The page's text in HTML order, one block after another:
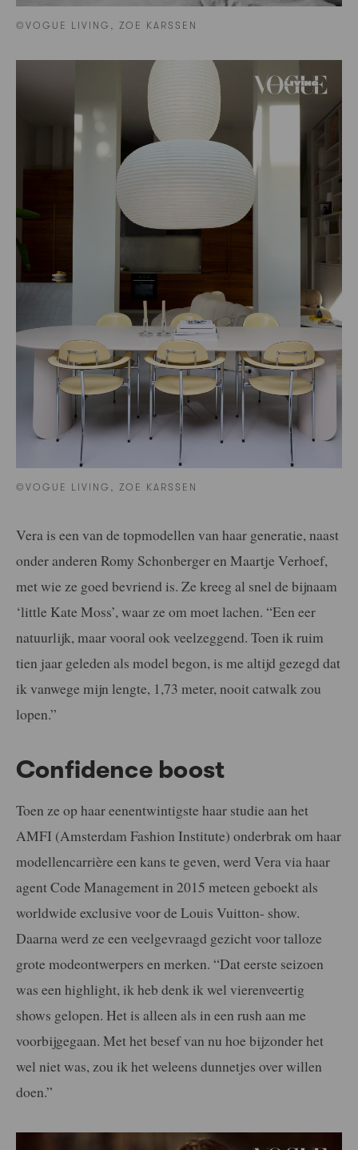
©VOGUE LIVING, ZOE KARSSEN
©VOGUE LIVING, ZOE KARSSEN
Vera is een van de topmodellen van haar generatie, naast
onder anderen Romy Schonberger en Maartje Verhoef,
met wie ze goed bevriend is. Ze kreeg al snel de bijnaam
‘little Kate Moss’, waar ze om moet lachen. “Een eer
natuurlijk, maar vooral ook veelzeggend. Toen ik ruim
tien jaar geleden als model begon, is me altijd gezegd dat
ik vanwege mijn lengte, 1,73 meter, nooit catwalk zou
lopen.”
Confidence boost
Toen ze op haar eenentwintigste haar studie aan het
AMFI (Amsterdam Fashion Institute) onderbrak om haar
modellencarrière een kans te geven, werd Vera via haar
agent Code Management in 2015 meteen geboekt als
worldwide exclusive voor de Louis Vuitton- show.
Daarna werd ze een veelgevraagd gezicht voor talloze
grote modeontwerpers en merken. “Dat eerste seizoen
was een highlight, ik heb denk ik wel vierenveertig
shows gelopen. Het is alleen als in een rush aan me
voorbijgegaan. Met het besef van nu hoe bijzonder het
wel niet was, zou ik het weleens dunnetjes over willen
doen.”